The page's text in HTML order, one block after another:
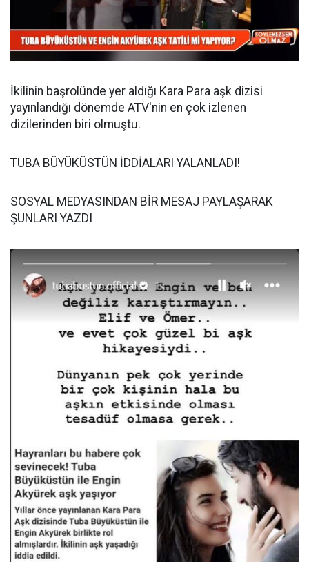
İkilinin başrolünde yer aldığı Kara Para aşk dizisi
yayınlandığı dönemde ATV'nin en çok izlenen
dizilerinden biri olmuştu.
TUBA BÜYÜKÜSTÜN İDDİALARI YALANLADI!
SOSYAL MEDYASINDAN BİR MESAJ PAYLAŞARAK
ŞUNLARI YAZDI